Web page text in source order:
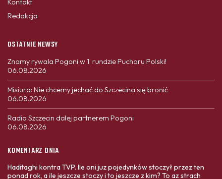
Kontakt
Redakcja
OSTATNIE NEWSY
Znamy rywala Pogoni w 1. rundzie Pucharu Polski!
06.08.2026
Misiura: Nie chcemy jechać do Szczecina się bronić
06.08.2026
Radio Szczecin dalej partnerem Pogoni
06.08.2026
KOMENTARZ DNIA
Haditaghi kontra TVP. Ile oni juz pojedynków stoczył przez ten
ponad rok, a ile jeszcze stoczy i to jeszcze z kim? To az strach